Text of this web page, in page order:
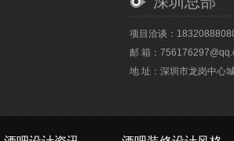
项目洽谈：
邮 箱：
地 址：深圳市龙岗中心